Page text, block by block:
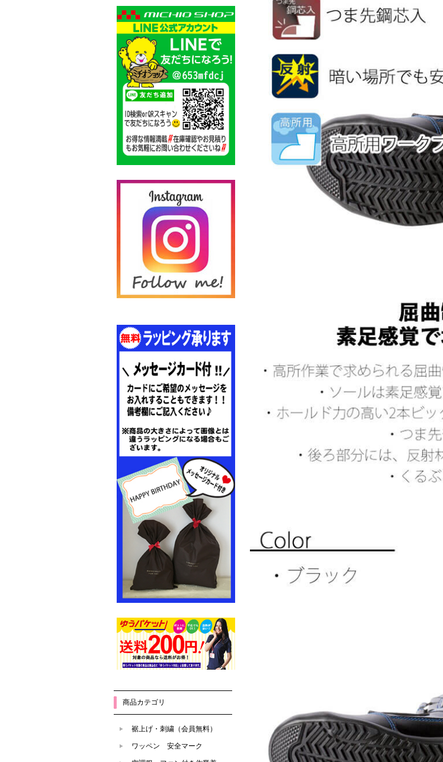
商品カテゴリ
裾上げ・刺繍（会員無料）
ワッペン 安全マーク